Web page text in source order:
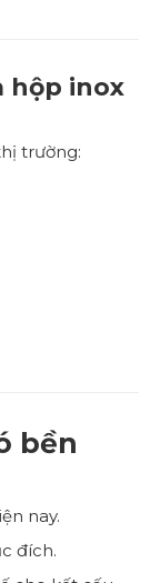
hộp inox
trường:
bền
nay.
đích.